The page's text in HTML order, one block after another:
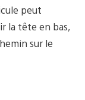
peut
la tête en bas,
sur le